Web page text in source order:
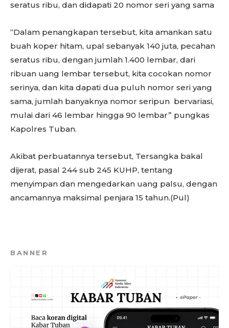
seratus ribu, dan didapati 20 nomor seri yang sama
“Dalam penangkapan tersebut, kita amankan satu
buah koper hitam, upal sebanyak 140 juta, pecahan
seratus ribu, dengan jumlah 1.400 lembar, dari
ribuan uang lembar tersebut, kita cocokan nomor
serinya, dan kita dapati dua puluh nomor seri yang
sama, jumlah banyaknya nomor seripun bervariasi,
mulai dari 46 lembar hingga 90 lembar” pungkas
Kapolres Tuban.
Akibat perbuatannya tersebut, Tersangka bakal
dijerat, pasal 244 sub 245 KUHP, tentang
menyimpan dan mengedarkan uang palsu, dengan
ancamannya maksimal penjara 15 tahun.(Pul)
BANNER